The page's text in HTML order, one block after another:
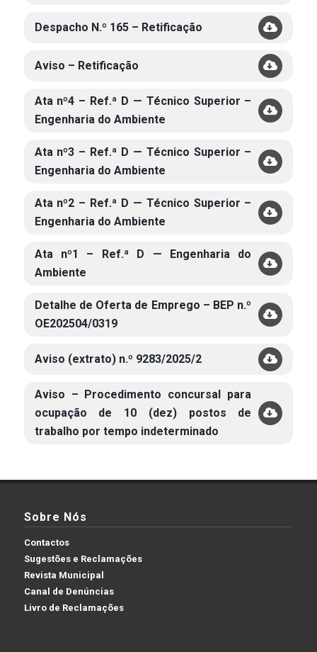
Despacho N.º 165 – Retificação
Aviso – Retificação
Ata nº4 – Ref.ª D — Técnico Superior –
Engenharia do Ambiente
Ata nº3 – Ref.ª D — Técnico Superior –
Engenharia do Ambiente
Ata nº2 – Ref.ª D — Técnico Superior –
Engenharia do Ambiente
Ata nº1 – Ref.ª D — Engenharia do
Ambiente
Detalhe de Oferta de Emprego – BEP n.º
OE202504/0319
Aviso (extrato) n.º 9283/2025/2
Aviso – Procedimento concursal para
ocupação de 10 (dez) postos de
trabalho por tempo indeterminado
Sobre Nós
Contactos
Sugestões e Reclamações
Revista Municipal
Canal de Denúncias
Livro de Reclamações